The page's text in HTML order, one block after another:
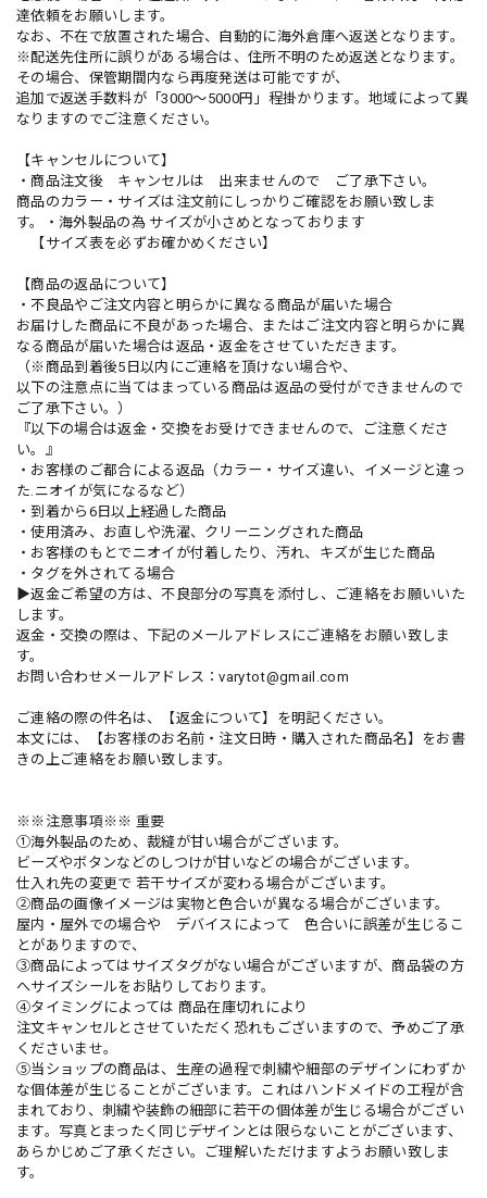
達依頼をお願いします。
なお、不在で放置された場合、自動的に海外倉庫へ返送となります。
※配送先住所に誤りがある場合は、住所不明のため返送となります。
その場合、保管期間内なら再度発送は可能ですが、
追加で返送手数料が「3000〜5000円」程掛かります。地域によって異
なりますのでご注意ください。
【キャンセルについて】
・商品注文後 キャンセルは 出来ませんので ご了承下さい。
商品のカラー・サイズは注文前にしっかりご確認をお願い致しま
す。・海外製品の為 サイズが小さめとなっております
【サイズ表を必ずお確かめください】
【商品の返品について】
・不良品やご注文内容と明らかに異なる商品が届いた場合
お届けした商品に不良があった場合、またはご注文内容と明らかに異
なる商品が届いた場合は返品・返金をさせていただきます。
（※商品到着後5日以内にご連絡を頂けない場合や、
以下の注意点に当てはまっている商品は返品の受付ができませんので
ご了承下さい。）
『以下の場合は返金・交換をお受けできませんので、ご注意くださ
い。』
・お客様のご都合による返品（カラー・サイズ違い、イメージと違っ
た.ニオイが気になるなど）
・到着から6日以上経過した商品
・使用済み、お直しや洗濯、クリーニングされた商品
・お客様のもとでニオイが付着したり、汚れ、キズが生じた商品
・タグを外されてる場合
▶︎返金ご希望の方は、不良部分の写真を添付し、ご連絡をお願いいた
します。
返金・交換の際は、下記のメールアドレスにご連絡をお願い致しま
す。
お問い合わせメールアドレス：varytot@gmail.com
ご連絡の際の件名は、【返金について】を明記ください。
本文には、【お客様のお名前・注文日時・購入された商品名】をお書
きの上ご連絡をお願い致します。
※※注意事項※※ 重要
①海外製品のため、裁縫が甘い場合がございます。
ビーズやボタンなどのしつけが甘いなどの場合がございます。
仕入れ先の変更で 若干サイズが変わる場合がございます。
②商品の画像イメージは実物と色合いが異なる場合がございます。
屋内・屋外での場合や デバイスによって 色合いに誤差が生じるこ
とがありますので、
③商品によってはサイズタグがない場合がございますが、商品袋の方
へサイズシールをお貼りしております。
④タイミングによっては 商品在庫切れにより
注文キャンセルとさせていただく恐れもございますので、予めご了承
くださいませ。
⑤当ショップの商品は、生産の過程で刺繍や細部のデザインにわずか
な個体差が生じることがございます。これはハンドメイドの工程が含
まれており、刺繍や装飾の細部に若干の個体差が生じる場合がござい
ます。写真とまったく同じデザインとは限らないことがございます、
あらかじめご了承ください。ご理解いただけますようお願い致しま
す。